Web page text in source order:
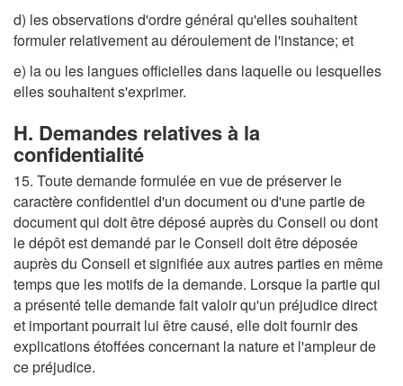
d) les observations d'ordre général qu'elles souhaitent
formuler relativement au déroulement de l'instance; et
e) la ou les langues officielles dans laquelle ou lesquelles
elles souhaitent s'exprimer.
H. Demandes relatives à la
confidentialité
15. Toute demande formulée en vue de préserver le
caractère confidentiel d'un document ou d'une partie de
document qui doit être déposé auprès du Conseil ou dont
le dépôt est demandé par le Conseil doit être déposée
auprès du Conseil et signifiée aux autres parties en même
temps que les motifs de la demande. Lorsque la partie qui
a présenté telle demande fait valoir qu'un préjudice direct
et important pourrait lui être causé, elle doit fournir des
explications étoffées concernant la nature et l'ampleur de
ce préjudice.